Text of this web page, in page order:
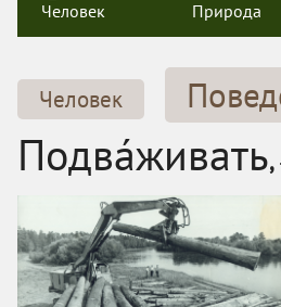
Человек Природа
Человек
Подва́живать,